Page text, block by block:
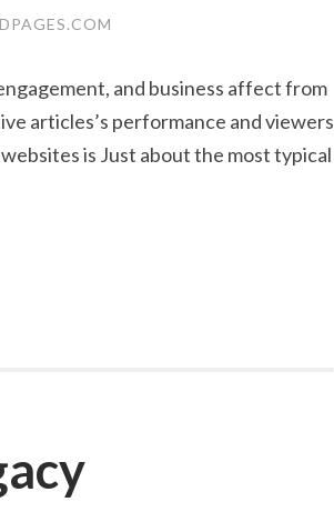
and business affect from
articles’s performance and viewers
is Just about the most typical